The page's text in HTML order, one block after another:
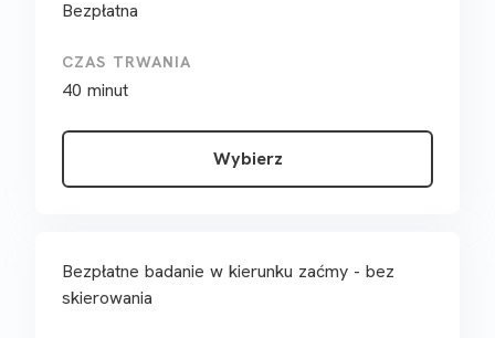
Bezpłatna
CZAS TRWANIA
40 minut
Wybierz
Bezpłatne badanie w kierunku zaćmy - bez
skierowania